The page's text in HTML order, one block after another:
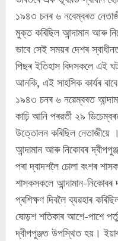
১৯৪৩ চনৰ ৬ নবেম্বৰত
মুক্ত কৰিছিল আন্দামান আৰু
ভাবে সেই সময়ৰ দেশৰ
পিছৰ ইতিহাস বিদসকলে এই
আনকি, এই সাহসিক কাৰ্যৰ
১৯৪৩ চনৰ ৬ নৱেম্বৰত
কাঢ়ি আনি পৰৱৰ্তী ২৯
উত্তোলন কৰিছিল নেতাজীয়ে ।
আন্দামান আৰু নিকোবৰ
পৰা দ্বাদশলৈ চোলা বংশৰ
শাসকসকলে আন্দামান-নিকোবৰ
প্ৰশিক্ষণ দিবলৈ ব্যৱহাৰ
ষোড়শ শতিকাৰ আশে-পাশে
দ্বীপপুঞ্জত উপস্থিত হয়।